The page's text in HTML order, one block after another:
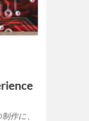
作に、